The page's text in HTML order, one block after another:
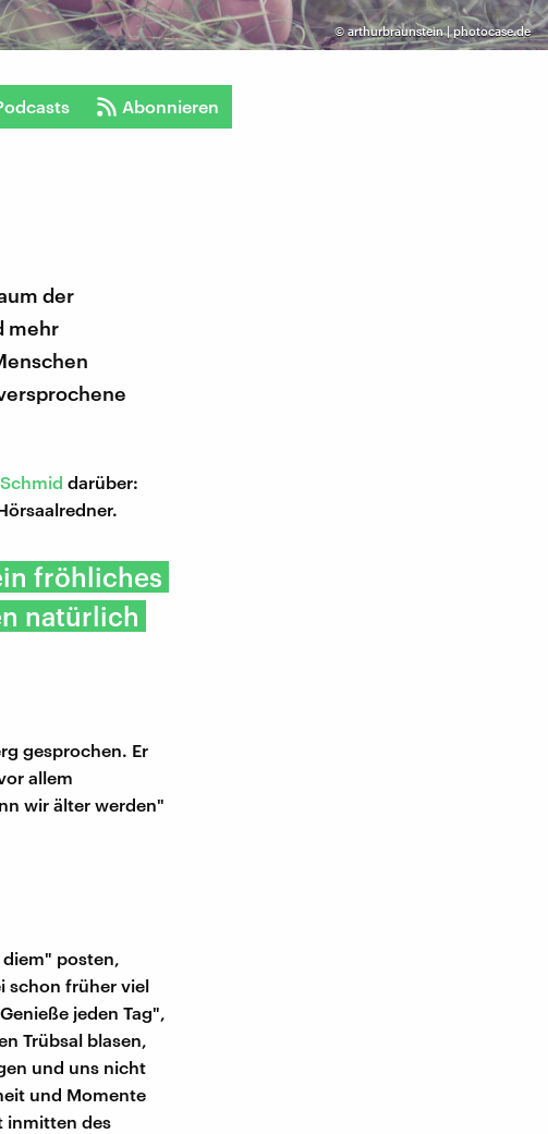
©arthurbraunstein | photocase.de
Abonnieren
der
mehr
darüber:
fröhliches
natürlich
gesprochen. Er
allem
wir älter werden"
diem" posten,
schon früher viel
jeden Tag",
Trübsal blasen,
und uns nicht
und Momente
inmitten des